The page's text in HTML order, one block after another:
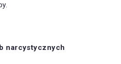
narcystycznych